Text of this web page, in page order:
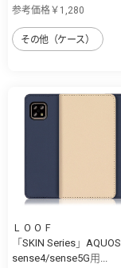
参考価格￥1,280
その他（ケース）
ＬＯＯＦ
「SKIN Series」AQUOS
sense4/sense5G用...